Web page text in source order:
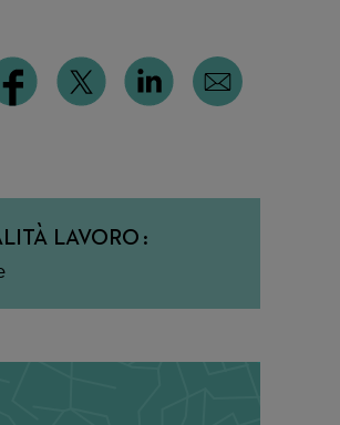
LAVORO